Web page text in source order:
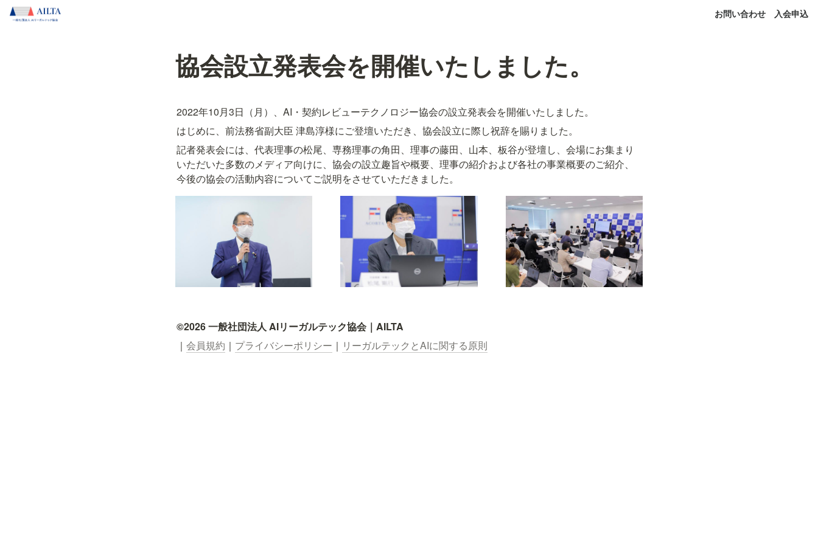
お問い合わせ 入会申込
協会設立発表会を開催いたしました。
2022年10月3日（月）、AI・契約レビューテクノロジー協会の設立発表会を開催いたしました。
はじめに、前法務省副大臣 津島淳様にご登壇いただき、協会設立に際し祝辞を賜りました。
記者発表会には、代表理事の松尾、専務理事の角田、理事の藤田、山本、板谷が登壇し、会場にお集まり
いただいた多数のメディア向けに、協会の設立趣旨や概要、理事の紹介および各社の事業概要のご紹介、
今後の協会の活動内容についてご説明をさせていただきました。
©2026 一般社団法人 AIリーガルテック協会｜AILTA
｜ 会員規約 ｜ プライバシーポリシー ｜ リーガルテックとAIに関する原則